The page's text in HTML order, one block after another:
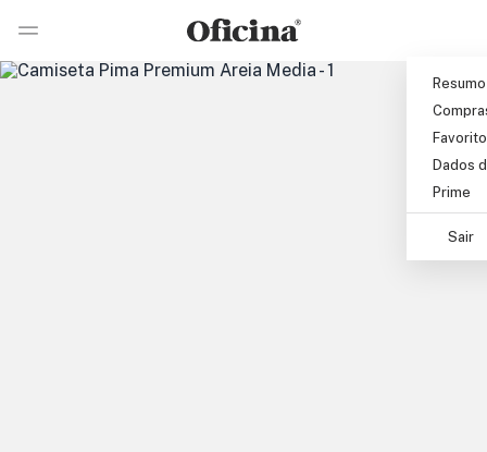
Ir para pagina de pesquisa
Resumo
Dados
Prime
Sair